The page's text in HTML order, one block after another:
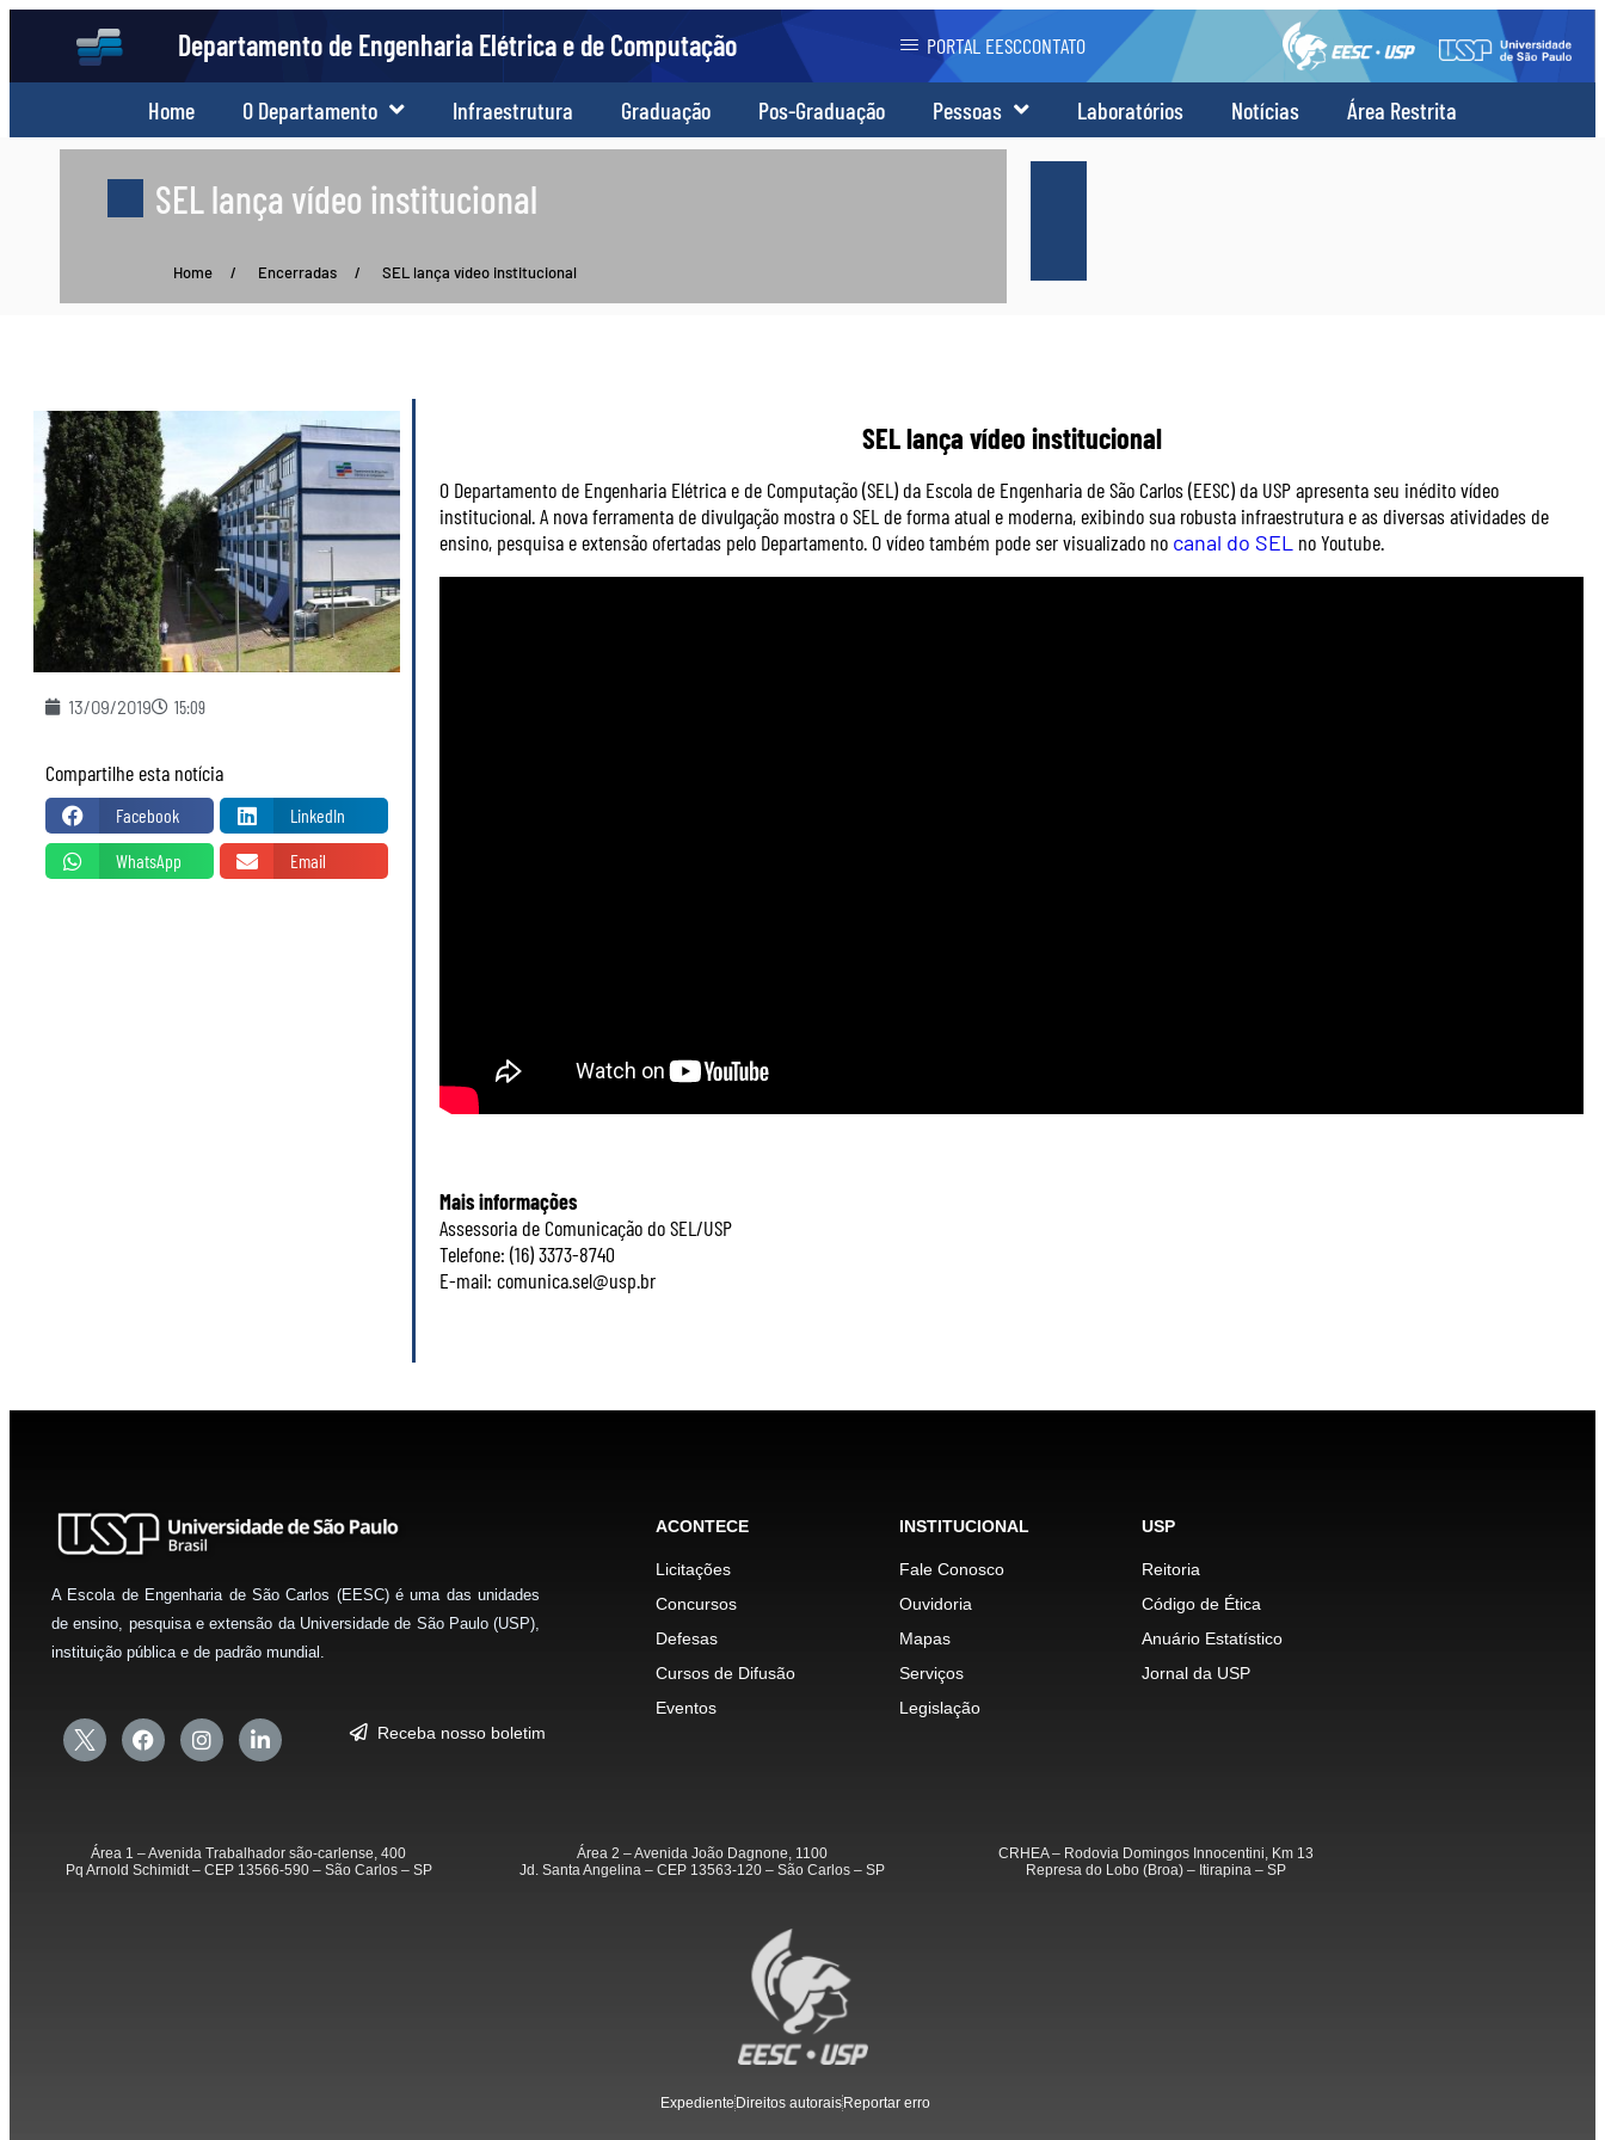
Departamento de Engenharia Elétrica e de Computação PORTAL EESCCONTATO
Home O Departamento Infraestrutura Graduação Pos-Graduação Pessoas Laboratórios Notícias Área Restrita
SEL lança vídeo institucional
Home / Encerradas / SEL lança vídeo institucional
13/09/2019 15:09
Compartilhe esta notícia
Facebook
LinkedIn
WhatsApp
Email
SEL lança vídeo institucional
O Departamento de Engenharia Elétrica e de Computação (SEL) da Escola de Engenharia de São Carlos (EESC) da USP apresenta seu inédito vídeo
institucional. A nova ferramenta de divulgação mostra o SEL de forma atual e moderna, exibindo sua robusta infraestrutura e as diversas atividades de
ensino, pesquisa e extensão ofertadas pelo Departamento. O vídeo também pode ser visualizado no canal do SEL no Youtube.
Mais informações
Assessoria de Comunicação do SEL/USP
Telefone: (16) 3373-8740
E-mail: comunica.sel@usp.br
A Escola de Engenharia de São Carlos (EESC) é uma das unidades
de ensino, pesquisa e extensão da Universidade de São Paulo (USP),
instituição pública e de padrão mundial.
Receba nosso boletim
ACONTECE
Licitações
Concursos
Defesas
Cursos de Difusão
Eventos
INSTITUCIONAL
Fale Conosco
Ouvidoria
Mapas
Serviços
Legislação
USP
Reitoria
Código de Ética
Anuário Estatístico
Jornal da USP
Área 1 – Avenida Trabalhador são-carlense, 400
Pq Arnold Schimidt – CEP 13566-590 – São Carlos – SP
Área 2 – Avenida João Dagnone, 1100
Jd. Santa Angelina – CEP 13563-120 – São Carlos – SP
CRHEA – Rodovia Domingos Innocentini, Km 13
Represa do Lobo (Broa) – Itirapina – SP
Expediente Direitos autoraisReportar erro